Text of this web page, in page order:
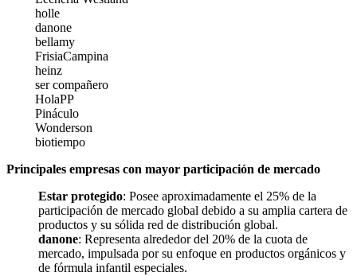
holle
danone
bellamy
FrisiaCampina
heinz
ser compañero
HolaPP
Pináculo
Wonderson
biotiempo
Principales empresas con mayor participación de mercado
Estar protegido: Posee aproximadamente el 25% de la
participación de mercado global debido a su amplia cartera de
productos y su sólida red de distribución global.
danone: Representa alrededor del 20% de la cuota de
mercado, impulsada por su enfoque en productos orgánicos y
de fórmula infantil especiales.